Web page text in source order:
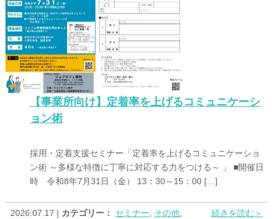
【事業所向け】定着率を上げるコミュニケーシ
ョン術
採用・定着支援セミナー「定着率を上げるコミュニケーショ
ン術 ～多様な特徴に丁寧に対応する力をつける～ 」 ■開催日
時 令和8年7月31日（金） 13：30～15：00 […]
2026.07.17 | カテゴリー： セミナー, その他,
続きを読む＞